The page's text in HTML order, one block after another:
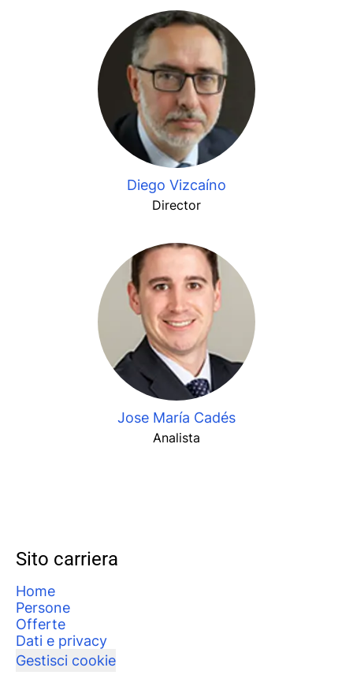
Diego Vizcaíno
Director
Jose María Cadés
Analista
Sito carriera
Home
Persone
Offerte
Dati e privacy
Gestisci cookie